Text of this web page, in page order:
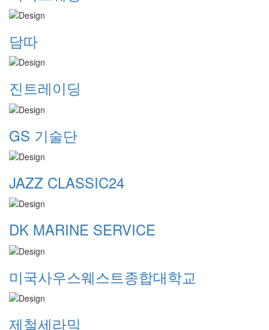
담따
진트레이딩
GS 기술단
JAZZ CLASSIC24
DK MARINE SERVICE
미국사우스웨스트종합대학교
제철세라믹